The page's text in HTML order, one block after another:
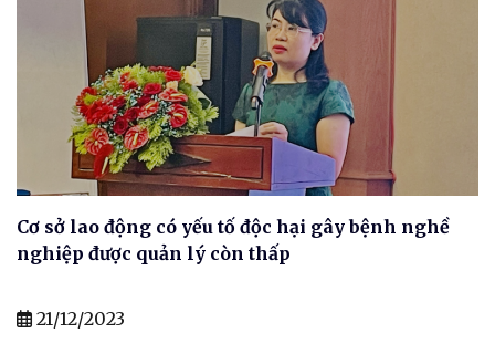
Cơ sở lao động có yếu tố độc hại gây bệnh nghề
nghiệp được quản lý còn thấp
21/12/2023